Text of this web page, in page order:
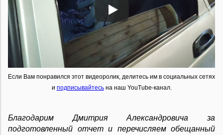
Если Вам понравился этот видеоролик, делитесь им в социальных сетях
и подписывайтесьна наш YouTube-канал.
Благодарим Дмитрия Александровича за
подготовленный отчет и перечисляем обещанный